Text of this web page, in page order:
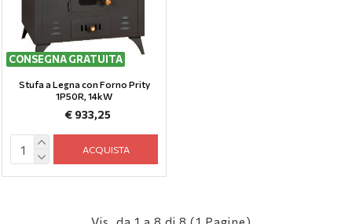
CONSEGNA GRATUITA
Stufa a Legna con Forno Prity
1P50R, 14kW
€ 933,25
ACQUISTA